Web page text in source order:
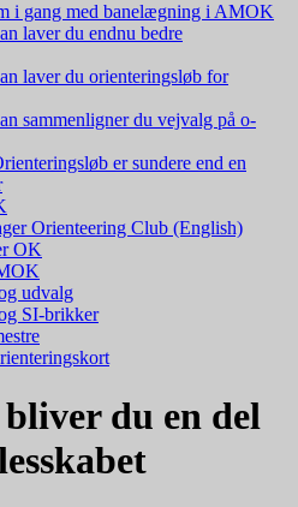
med banelægning i AMOK
laver du endnu bedre
laver du orienteringsløb for
du vejvalg på o-
er sundere end en
Orienteering Club (English)
OK
udvalg
SI-brikker
du en del